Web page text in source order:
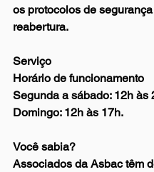
os protocolos de
reabertura.
Serviço
Horário de funcionamento
Segunda a sábado: 12h às
Domingo: 12h às 17h.
Você sabia?
Associados da Asbac têm